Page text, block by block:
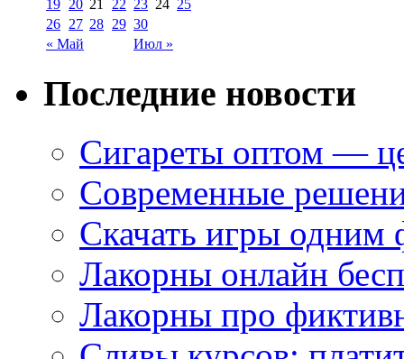
« Май Июл »
19 20 21 22 23 24 25
26 27 28 29 30
Последние новости
Сигареты оптом —
Современные
Скачать игры одним
Лакорны онлайн
Лакорны про